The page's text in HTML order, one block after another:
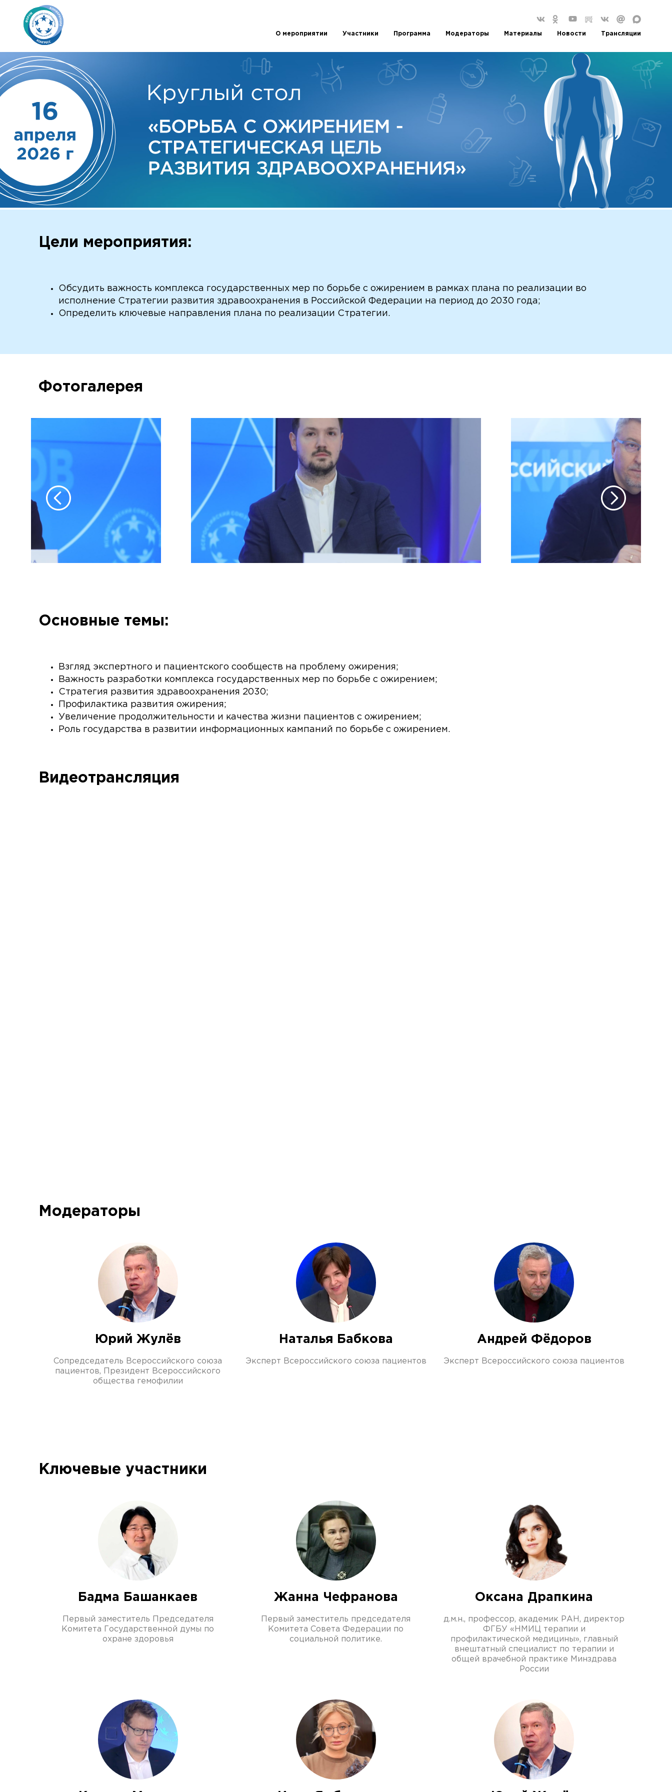
О мероприятии Участники Программа Модераторы Материалы Новости Трансляции
Цели мероприятия:
Обсудить важность комплекса государственных мер по борьбе с ожирением в рамках плана по реализации во
исполнение Стратегии развития здравоохранения в Российской Федерации на период до 2030 года;
Определить ключевые направления плана по реализации Стратегии.
Фотогалерея
Основные темы:
Взгляд экспертного и пациентского сообществ на проблему ожирения;
Важность разработки комплекса государственных мер по борьбе с ожирением;
Стратегия развития здравоохранения 2030;
Профилактика развития ожирения;
Увеличение продолжительности и качества жизни пациентов с ожирением;
Роль государства в развитии информационных кампаний по борьбе с ожирением.
Видеотрансляция
Модераторы
Юрий Жулёв
Сопредседатель Всероссийского союза
пациентов, Президент Всероссийского
общества гемофилии
Наталья Бабкова
Эксперт Всероссийского союза пациентов
Андрей Фёдоров
Эксперт Всероссийского союза пациентов
Ключевые участники
Бадма Башанкаев
Первый заместитель Председателя
Комитета Государственной думы по
охране здоровья
Жанна Чефранова
Первый заместитель председателя
Комитета Совета Федерации по
социальной политике.
Оксана Драпкина
д.м.н., профессор, академик РАН, директор
ФГБУ «НМИЦ терапии и
профилактической медицины», главный
внештатный специалист по терапии и
общей врачебной практике Минздрава
России